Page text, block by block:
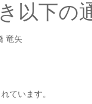
以下の
竜矢
ています。